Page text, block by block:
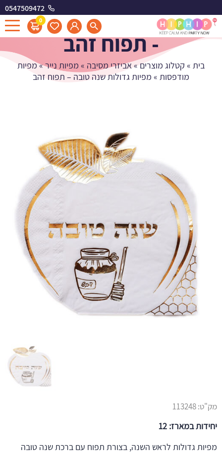
0547509472
0
מפיות גדולות שנה טובה
- תפוח זהב
בית » קטלוג מוצרים »אביזרי מסיבה » מפיות נייר»מפיות
מודפסות » מפיות גדולות שנה טובה – תפוח זהב
מק"ט:113248
יחידות במארז: 12
מפיות גדולות לראש השנה, בצורת תפוח עם ברכת שנה טובה